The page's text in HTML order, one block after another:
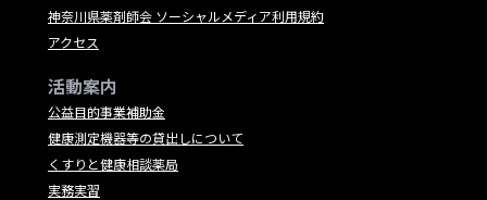
神奈川県薬剤師会 ソーシャルメディア利用規約
アクセス
活動案内
公益目的事業補助金
健康測定機器等の貸出しについて
くすりと健康相談薬局
実務実習